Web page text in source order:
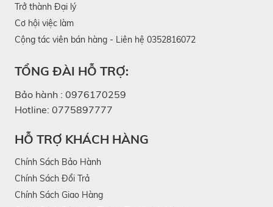
Trở thành Đại lý
Cơ hội việc làm
Cộng tác viên bán hàng - Liên hệ 0352816072
TỔNG ĐÀI HỖ TRỢ:
Bảo hành : 0976170259
Hotline: 0775897777
HỖ TRỢ KHÁCH HÀNG
Chính Sách Bảo Hành
Chính Sách Đổi Trả
Chính Sách Giao Hàng